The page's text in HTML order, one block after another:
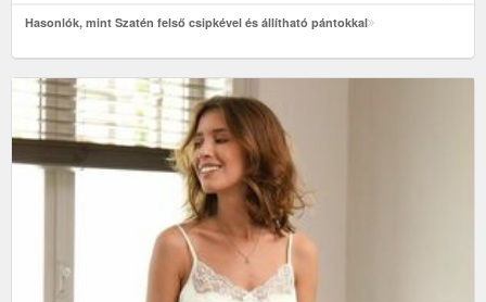
Hasonlók, mint Szatén felső csipkével és állítható pántokkal